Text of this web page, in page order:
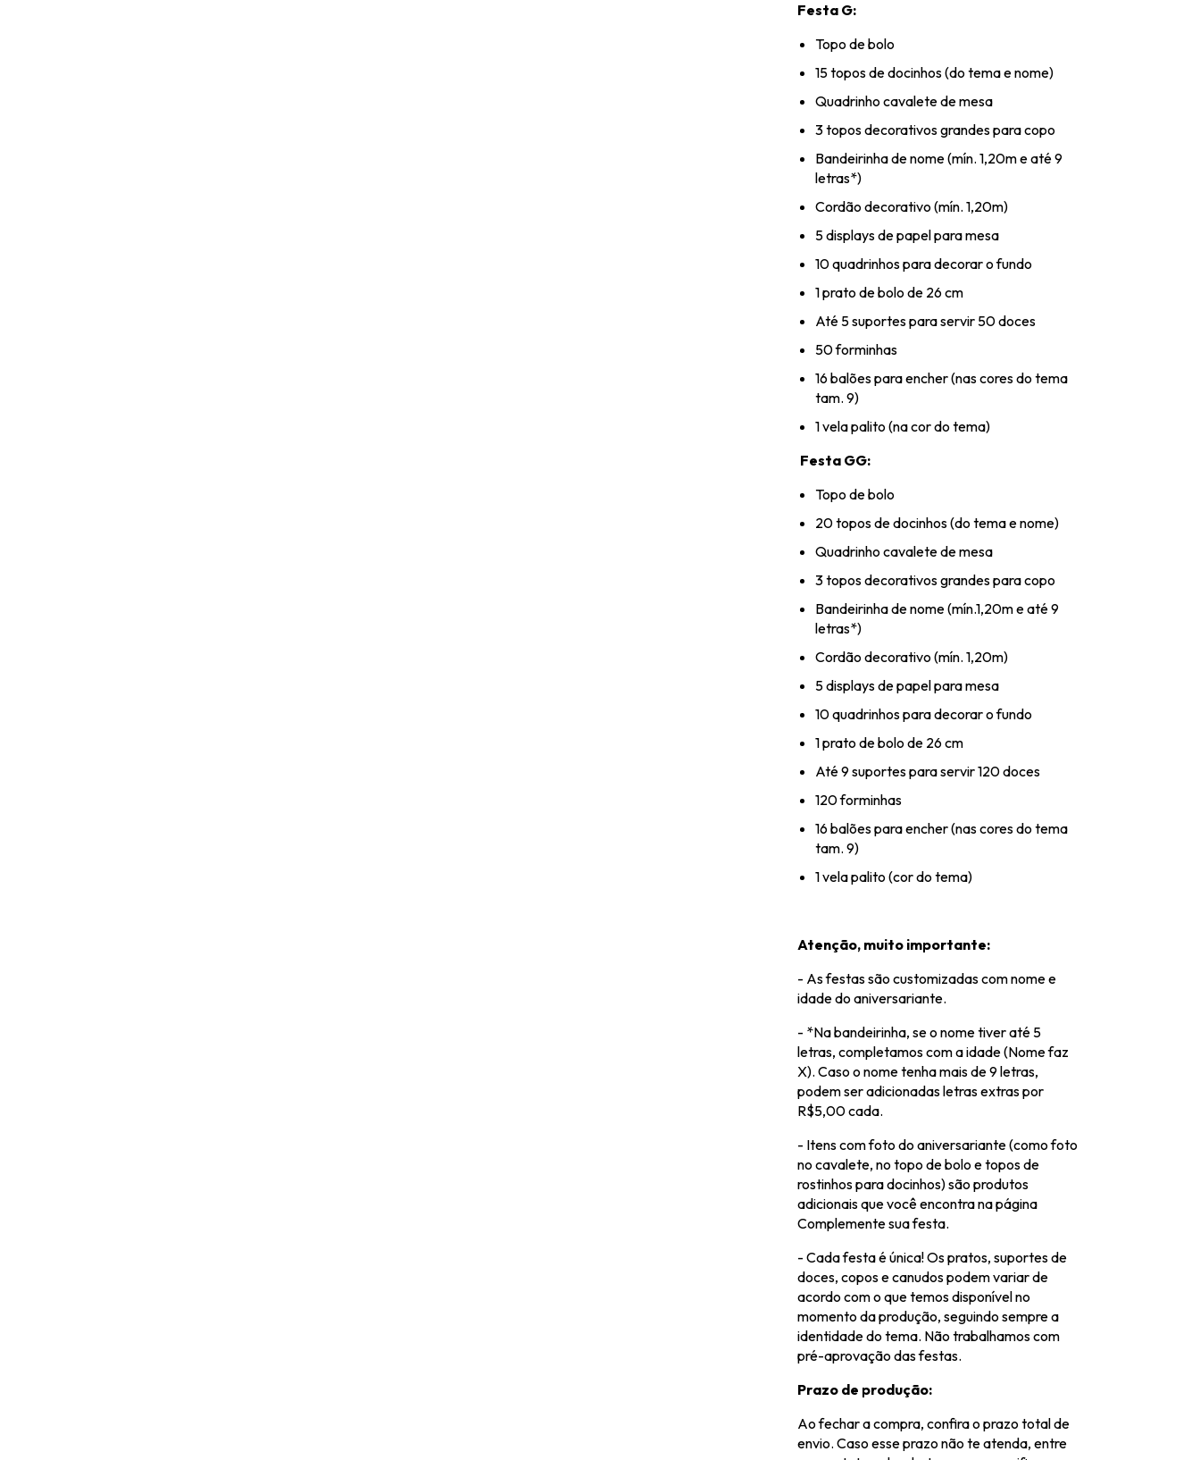
Festa G:
Topo de bolo
15 topos de docinhos (do tema e nome)
Quadrinho cavalete de mesa
3 topos decorativos grandes para copo
Bandeirinha de nome (mín. 1,20m e até 9
letras*)
Cordão decorativo (mín. 1,20m)
5 displays de papel para mesa
10 quadrinhos para decorar o fundo
1 prato de bolo de 26 cm
Até 5 suportes para servir 50 doces
50 forminhas
16 balões para encher (nas cores do tema
tam. 9)
1 vela palito (na cor do tema)
Festa GG:
Topo de bolo
20 topos de docinhos (do tema e nome)
Quadrinho cavalete de mesa
3 topos decorativos grandes para copo
Bandeirinha de nome (mín.1,20m e até 9
letras*)
Cordão decorativo (mín. 1,20m)
5 displays de papel para mesa
10 quadrinhos para decorar o fundo
1 prato de bolo de 26 cm
Até 9 suportes para servir 120 doces
120 forminhas
16 balões para encher (nas cores do tema
tam. 9)
1 vela palito (cor do tema)
Atenção, muito importante:
- As festas são customizadas com nome e
idade do aniversariante.
- *Na bandeirinha, se o nome tiver até 5
letras, completamos com a idade (Nome faz
X). Caso o nome tenha mais de 9 letras,
podem ser adicionadas letras extras por
R$5,00 cada.
- Itens com foto do aniversariante (como foto
no cavalete, no topo de bolo e topos de
rostinhos para docinhos) são produtos
adicionais que você encontra na página
Complemente sua festa.
- Cada festa é única! Os pratos, suportes de
doces, copos e canudos podem variar de
acordo com o que temos disponível no
momento da produção, seguindo sempre a
identidade do tema. Não trabalhamos com
pré-aprovação das festas.
Prazo de produção:
Ao fechar a compra, confira o prazo total de
envio. Caso esse prazo não te atenda, entre